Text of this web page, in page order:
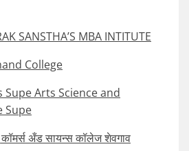
SANSTHA’S MBA INTITUTE
College
Arts Science and
Supe
कॉमर्स अँड सायन्स कॉलेज शेवगाव